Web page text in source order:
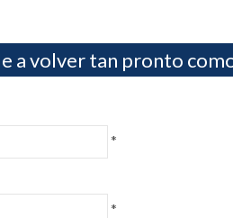
a volver tan pronto
*
*